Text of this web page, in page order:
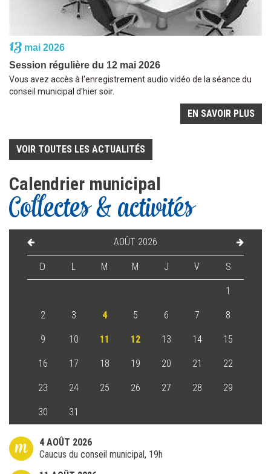
13 mai 2026
Session régulière du 12 mai 2026
Vous avez accès à l'enregistrement audio vidéo de la séance du
conseil municipal d'hier soir.
EN SAVOIR PLUS
VOIR TOUTES LES ACTUALITÉS
Calendrier municipal
Collectes & activités
AOÛT 2026
D L M M J V S
1
2 3 4 5 6 7 8
9 10 11 12 13 14 15
16 17 18 19 20 21 22
23 24 25 26 27 28 29
30 31
m
4 AOÛT 2026
Caucus du conseil municipal, 19h